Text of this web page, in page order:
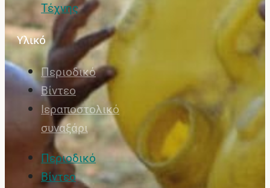
Τέχνης
Υλικό
Περιοδικό
Βίντεο
Ιεραποστολικό
συναξάρι
Περιοδικό
Βίντεο